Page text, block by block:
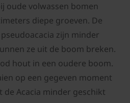
oude volwassen bomen
diepe groeven. De
zijn minder
ze uit de boom breken.
hout in een oudere boom.
op een gegeven moment
Acacia minder geschikt